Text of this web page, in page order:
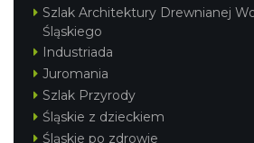
Szlak Architektury Drewnianej
Śląskiego
Industriada
Juromania
Szlak Przyrody
Śląskie z dzieckiem
Śląskie po zdrowie